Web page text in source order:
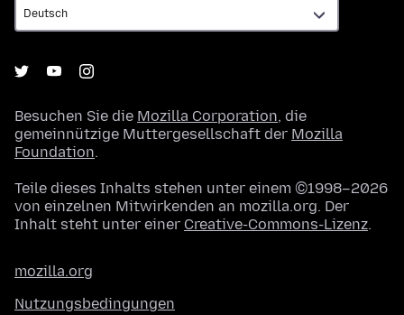
Besuchen Sie die Mozilla Corporation, die
gemeinnützige Muttergesellschaft der Mozilla
Foundation.
Teile dieses Inhalts stehen unter einem ©1998–2026
von einzelnen Mitwirkenden an mozilla.org. Der
Inhalt steht unter einer Creative-Commons-Lizenz.
mozilla.org
Nutzungsbedingungen